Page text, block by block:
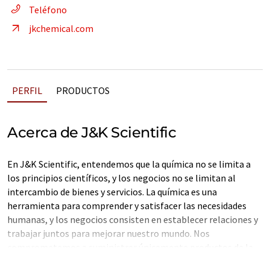
Teléfono
jkchemical.com
PERFIL PRODUCTOS
Acerca de J&K Scientific
En J&K Scientific, entendemos que la química no se limita a
los principios científicos, y los negocios no se limitan al
intercambio de bienes y servicios. La química es una
herramienta para comprender y satisfacer las necesidades
humanas, y los negocios consisten en establecer relaciones y
trabajar juntos para mejorar nuestro mundo. Nos